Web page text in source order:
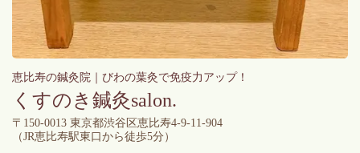
恵比寿の鍼灸院｜びわの葉灸で免疫力アップ！
くすのき鍼灸salon.
〒150-0013 東京都渋谷区恵比寿4-9-11-904
（JR恵比寿駅東口から徒歩5分）